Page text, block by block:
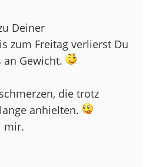
Deiner
zum Freitag verlierst Du
Gewicht.
die trotz
anhielten.
mir.